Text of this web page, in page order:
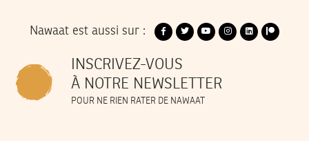
Nawaat est aussi sur :
INSCRIVEZ-VOUS
À NOTRE NEWSLETTER
POUR NE RIEN RATER DE NAWAAT